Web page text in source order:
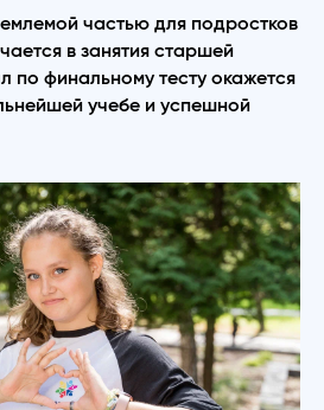
частью для подростков
в занятия старшей
по финальному тесту окажется
учебе и успешной